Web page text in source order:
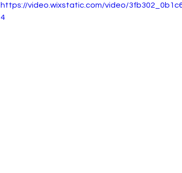
https://video.wixstatic.com/video/
4